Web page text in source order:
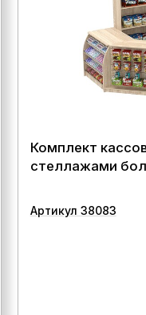
Комплект
стеллажами
Артикул 38083